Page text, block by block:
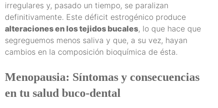
irregulares y, pasado un tiempo, se paralizan
definitivamente. Este déficit estrogénico produce
alteraciones en los tejidos bucales, lo que hace que
segreguemos menos saliva y que, a su vez, hayan
cambios en la composición bioquímica de ésta.
Menopausia: Síntomas y consecuencias
en tu salud buco-dental